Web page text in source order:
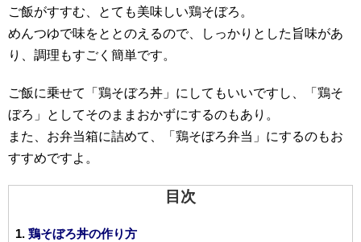
ご飯がすすむ、とても美味しい鶏そぼろ。
めんつゆで味をととのえるので、しっかりとした旨味があ
り、調理もすごく簡単です。
ご飯に乗せて「鶏そぼろ丼」にしてもいいですし、「鶏そ
ぼろ」としてそのままおかずにするのもあり。
また、お弁当箱に詰めて、「鶏そぼろ弁当」にするのもお
すすめですよ。
目次
鶏そぼろ丼の作り方